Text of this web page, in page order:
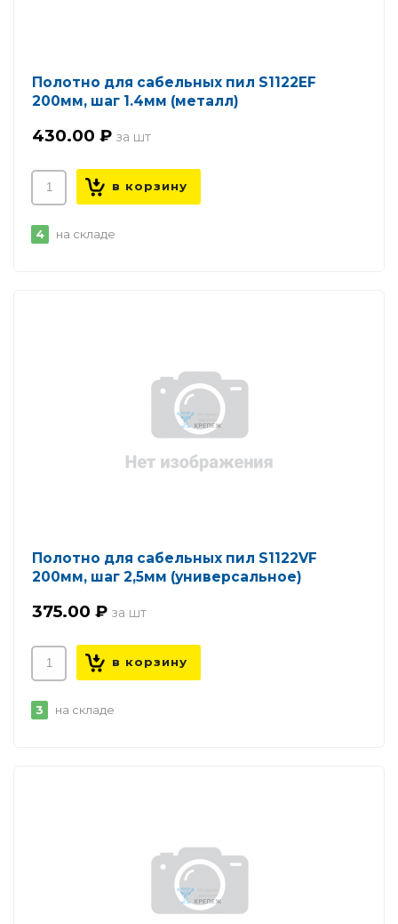
Полотно для сабельных пил S1122EF
200мм, шаг 1.4мм (металл)
430.00 ₽
4 на складе
Полотно для сабельных пил S1122VF
200мм, шаг 2,5мм (универсальное)
375.00 ₽
3 на складе